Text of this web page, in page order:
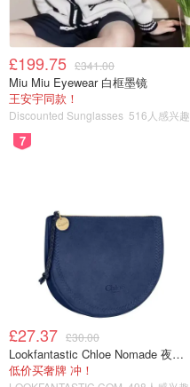
£199.75 £341.00
Miu Miu Eyewear 白框墨镜
王安宇同款！
Discounted Sunglasses 516人感兴趣
7
£27.37 £30.00
Lookfantastic Chloe Nomade 夜埃及小包
低价买奢牌 冲！